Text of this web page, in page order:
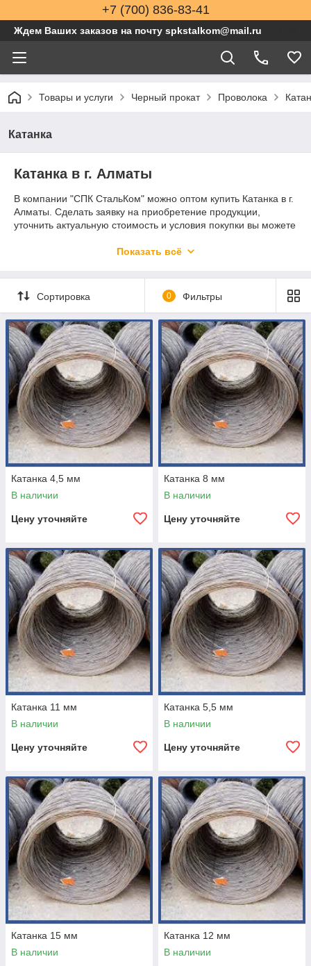
+7 (700) 836-83-41
Ждем Ваших заказов на почту spkstalkom@mail.ru
Товары и услуги Черный прокат Проволока
Катанка
Катанка в г. Алматы
В компании "СПК СтальКом" можно оптом купить Катанка в г.
Алматы. Сделать заявку на приобретение продукции,
уточнить актуальную стоимость и условия покупки вы можете
spkstalkom@mail.ru
Показать всё
Сортировка 0 Фильтры
Катанка 4,5 мм
В наличии
Цену уточняйте
Катанка 8 мм
В наличии
Цену уточняйте
Катанка 11 мм
В наличии
Цену уточняйте
Катанка 5,5 мм
В наличии
Цену уточняйте
Катанка 15 мм
В наличии
Катанка 12 мм
В наличии